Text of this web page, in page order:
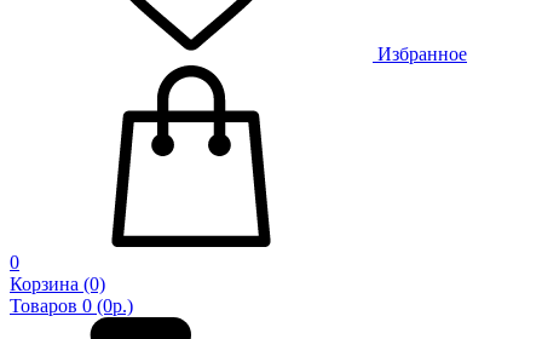
Избранное
0
Корзина (0)
Товаров 0 (0р.)